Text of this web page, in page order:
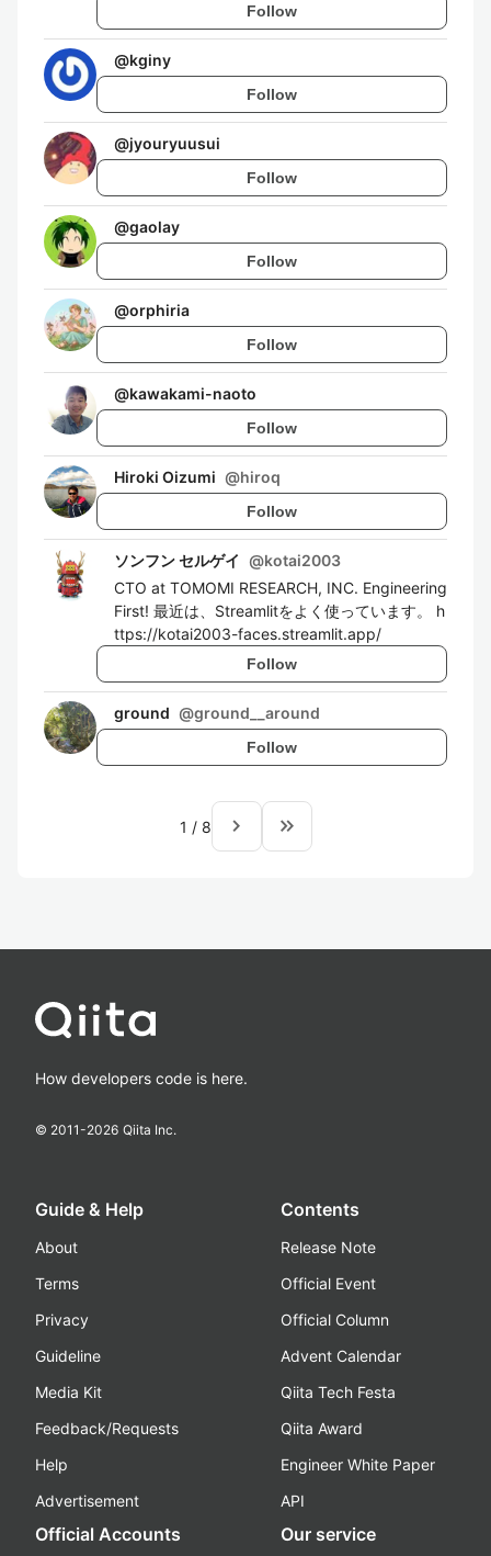
Follow
@kginy
Follow
@jyouryuusui
Follow
@gaolay
Follow
@orphiria
Follow
@kawakami-naoto
Follow
Hiroki Oizumi @hiroq
Follow
ソンフン セルゲイ @kotai2003
CTO at TOMOMI RESEARCH, INC. Engineering
First! 最近は、Streamlitをよく使っています。 h
ttps://kotai2003-faces.streamlit.app/
Follow
ground @ground__around
Follow
1 / 8 navigate_next keyboard_double_arrow_right
How developers code is here.
© 2011-2026 Qiita Inc.
Guide & Help
About
Terms
Privacy
Guideline
Media Kit
Feedback/Requests
Help
Advertisement
Contents
Release Note
Official Event
Official Column
Advent Calendar
Qiita Tech Festa
Qiita Award
Engineer White Paper
API
Official Accounts Our service